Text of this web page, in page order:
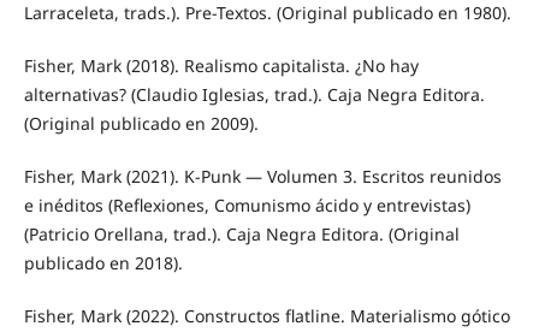
Larraceleta, trads.). Pre-Textos. (Original publicado en 1980).
Fisher, Mark (2018). Realismo capitalista. ¿No hay
alternativas? (Claudio Iglesias, trad.). Caja Negra Editora.
(Original publicado en 2009).
Fisher, Mark (2021). K-Punk — Volumen 3. Escritos reunidos
e inéditos (Reflexiones, Comunismo ácido y entrevistas)
(Patricio Orellana, trad.). Caja Negra Editora. (Original
publicado en 2018).
Fisher, Mark (2022). Constructos flatline. Materialismo gótico